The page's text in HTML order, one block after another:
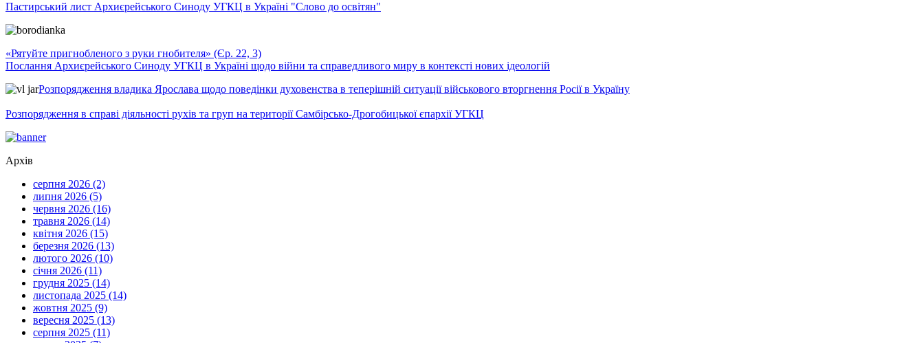
Пастирський лист Архиєрейського Синоду УГКЦ в Україні "Слово до освітян"
«Рятуйте пригнобленого з руки гнобителя» (Єр. 22, 3)
Послання Архиєрейського Синоду УГКЦ в Україні щодо війни та справедливого миру в контексті нових ідеологій
Розпорядження владика Ярослава щодо поведінки духовенства в теперішній ситуації військового вторгнення Росії в Україну
Розпорядження в справі діяльності рухів та груп на території Самбірсько-Дрогобицької єпархії УГКЦ
Архів
серпня 2026 (2)
липня 2026 (5)
червня 2026 (16)
травня 2026 (14)
квітня 2026 (15)
березня 2026 (13)
лютого 2026 (10)
січня 2026 (11)
грудня 2025 (14)
листопада 2025 (14)
жовтня 2025 (9)
вересня 2025 (13)
серпня 2025 (11)